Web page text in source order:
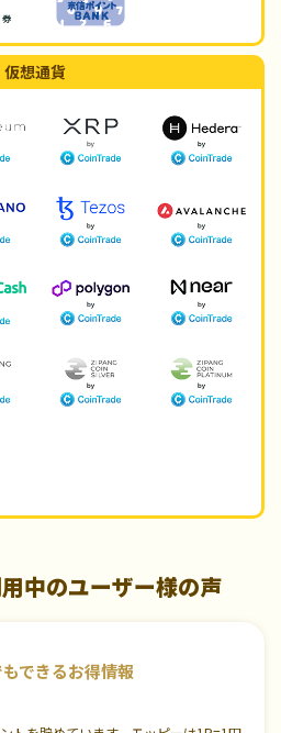
仮想通貨
中のユーザー様の声
できるお得情報